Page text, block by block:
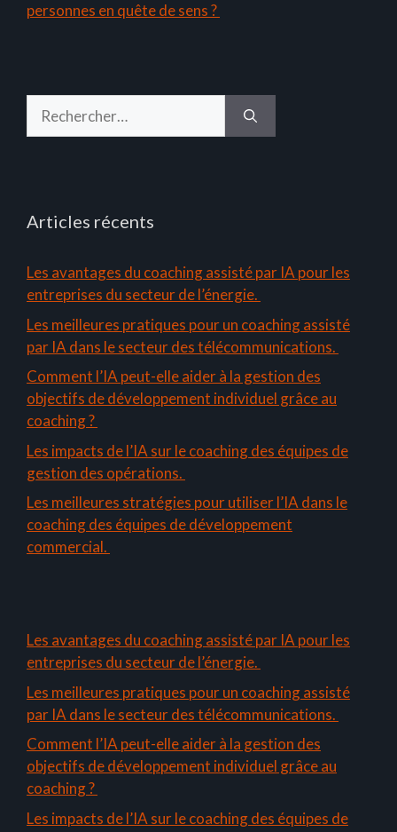
personnes en quête de sens ?
Articles récents
Les avantages du coaching assisté par IA pour les
entreprises du secteur de l’énergie.
Les meilleures pratiques pour un coaching assisté
par IA dans le secteur des télécommunications.
Comment l’IA peut-elle aider à la gestion des
objectifs de développement individuel grâce au
coaching ?
Les impacts de l’IA sur le coaching des équipes de
gestion des opérations.
Les meilleures stratégies pour utiliser l’IA dans le
coaching des équipes de développement
commercial.
Les avantages du coaching assisté par IA pour les
entreprises du secteur de l’énergie.
Les meilleures pratiques pour un coaching assisté
par IA dans le secteur des télécommunications.
Comment l’IA peut-elle aider à la gestion des
objectifs de développement individuel grâce au
coaching ?
Les impacts de l’IA sur le coaching des équipes de